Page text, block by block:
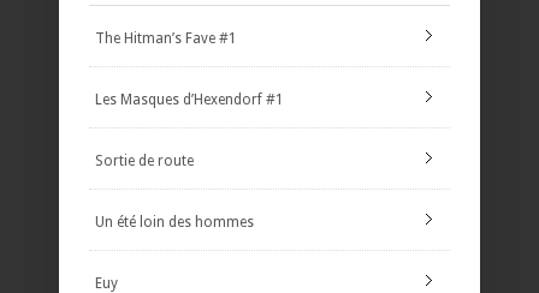
The Hitman’s Fave #1
Les Masques d’Hexendorf #1
Sortie de route
Un été loin des hommes
Euy